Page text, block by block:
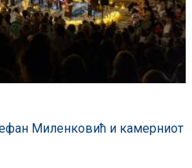
Миленковић и камерниот